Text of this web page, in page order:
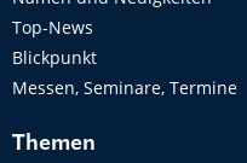
Top-News
Blickpunkt
Messen, Seminare, Termine
Themen